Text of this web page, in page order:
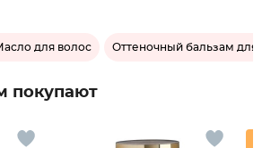
для волос Оттеночный бальзам для
покупают